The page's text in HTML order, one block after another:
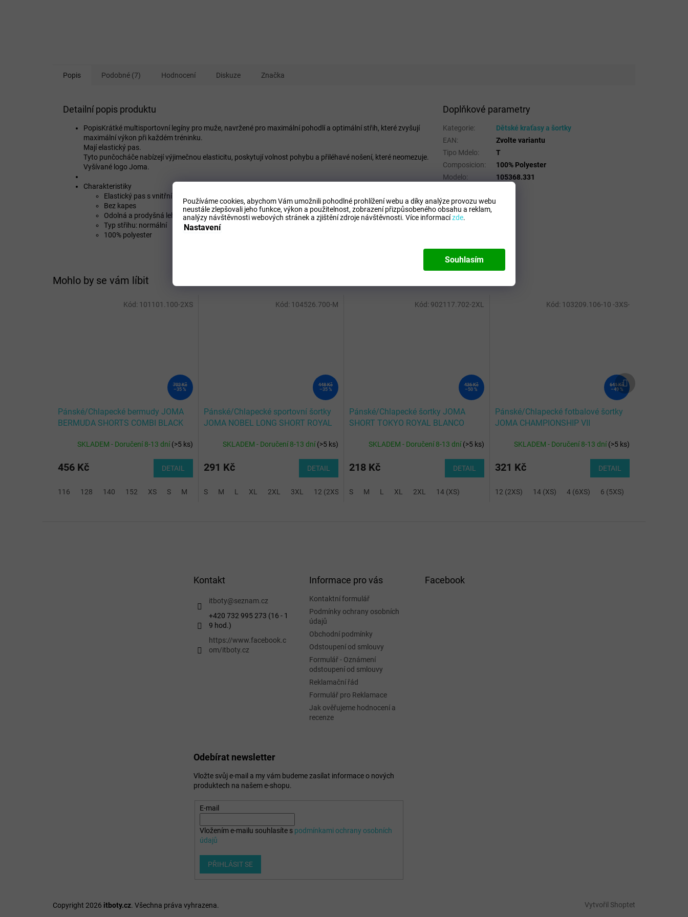
Používáme cookies, abychom Vám umožnili pohodlné prohlížení webu a díky analýze provozu webu
neustále zlepšovali jeho funkce, výkon a použitelnost, zobrazení přizpůsobeného obsahu a reklam,
analýzy návštěvnosti webových stránek a zjištění zdroje návštěvnosti. Více informacízde.
Nastavení
Souhlasím
Mohlo by se vám líbit
702 Kč
–35 %
Pánské/Chlapecké bermudy JOMA
BERMUDA SHORTS COMBI BLACK
SKLADEM - Doručení 8-13 dní(>5 ks)
456 Kč DETAIL
116 128 140 152 XS S M XL 2XL 3XL
Kód: 101101.100-2XS
448 Kč
–35 %
Pánské/Chlapecké sportovní šortky
JOMA NOBEL LONG SHORT ROYAL
SKLADEM - Doručení 8-13 dní(>5 ks)
291 Kč DETAIL
S M L XL 2XL 3XL 12 (2XS) 14 (XS)
Kód: 104526.700-M
436 Kč
–50 %
Pánské/Chlapecké šortky JOMA
SHORT TOKYO ROYAL BLANCO
SKLADEM - Doručení 8-13 dní(>5 ks)
218 Kč DETAIL
S M L XL 2XL 14 (XS)
Kód: 902117.702-2XL
641 Kč
–49 %
Pánské/Chlapecké fotbalové šortky
JOMA CHAMPIONSHIP VII
SKLADEM - Doručení 8-13 dní(>5 ks)
321 Kč DETAIL
12 (2XS) 14 (XS) 4 (6XS) 6 (5XS)
Kód: 103209.106-10 -3XS-
produkt
Popis Podobné (7) Hodnocení Diskuze Značka
Detailní popis produktu
PopisKrátké multisportovní legíny pro muže, navržené pro maximální pohodlí a optimální střih, které zvyšují
maximální výkon při každém tréninku.
Mají elastický pas.
Tyto punčocháče nabízejí výjimečnou elasticitu, poskytují volnost pohybu a přiléhavé nošení, které neomezuje.
Vyšívané logo Joma.
Charakteristiky
Elastický pas s vnitřní krajkou
Bez kapes
Odolná a prodyšná lehká tkanina
Typ střihu: normální
100% polyester
Doplňkové parametry
Kategorie:
Dětské kraťasy a šortky
EAN:
Zvolte variantu
Tipo Mdelo:
T
Composicion:
100% Polyester
Modelo: 105368.331
Kontakt
itboty@seznam.cz
+420 732 995 273 (16 - 1
9 hod.)
https://www.facebook.c
om/itboty.cz
Informace pro vás
Kontaktní formulář
Podmínky ochrany osobních
údajů
Obchodní podmínky
Odstoupení od smlouvy
Formulář - Oznámení
odstoupení od smlouvy
Reklamační řád
Formulář pro Reklamace
Jak ověřujeme hodnocení a
recenze
Facebook
Odebírat newsletter
Vložte svůj e-mail a my vám budeme zasílat informace o nových
produktech na našem e-shopu.
E-mail
Vložením e-mailu souhlasíte s podmínkami ochrany osobních
údajů
PŘIHLÁSIT SE
Vytvořil Shoptet
Copyright 2026 itboty.cz. Všechna práva vyhrazena.